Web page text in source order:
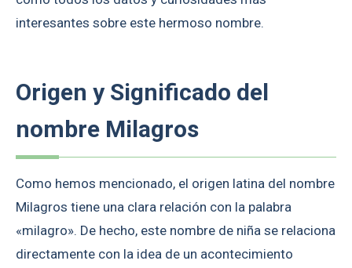
interesantes sobre este hermoso nombre.
Origen y Significado del
nombre Milagros
Como hemos mencionado, el origen latina del nombre
Milagros tiene una clara relación con la palabra
«milagro». De hecho, este nombre de niña se relaciona
directamente con la idea de un acontecimiento